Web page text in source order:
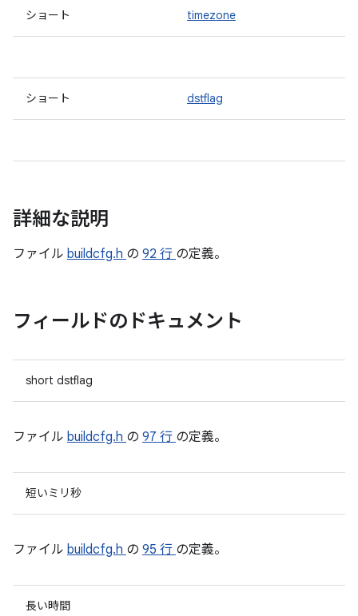
ショート timezone
ショート dstflag
詳細な説明
ファイル buildcfg.h の 92 行 の定義。
フィールドのドキュメント
short dstflag
ファイル buildcfg.h の 97 行 の定義。
短いミリ秒
ファイル buildcfg.h の 95 行 の定義。
長い時間